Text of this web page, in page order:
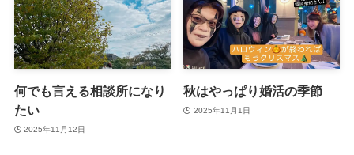
何でも言える相談所になり
たい
2025年11月12日
秋はやっぱり婚活の季節
2025年11月1日